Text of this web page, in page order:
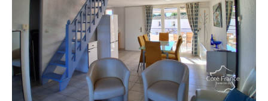
Budget
Budget
Surface
Surface